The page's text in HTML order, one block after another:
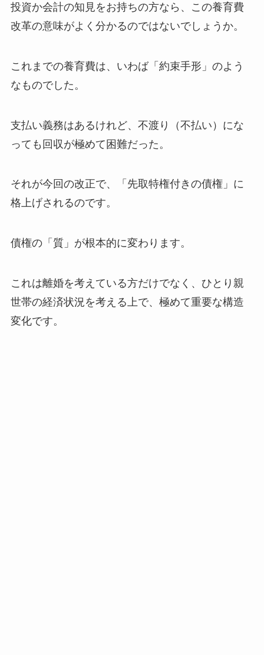
投資か会計の知見をお持ちの方なら、この養育費
改革の意味がよく分かるのではないでしょうか。
これまでの養育費は、いわば「約束手形」のよう
なものでした。
支払い義務はあるけれど、不渡り（不払い）にな
っても回収が極めて困難だった。
それが今回の改正で、「先取特権付きの債権」に
格上げされるのです。
債権の「質」が根本的に変わります。
これは離婚を考えている方だけでなく、ひとり親
世帯の経済状況を考える上で、極めて重要な構造
変化です。